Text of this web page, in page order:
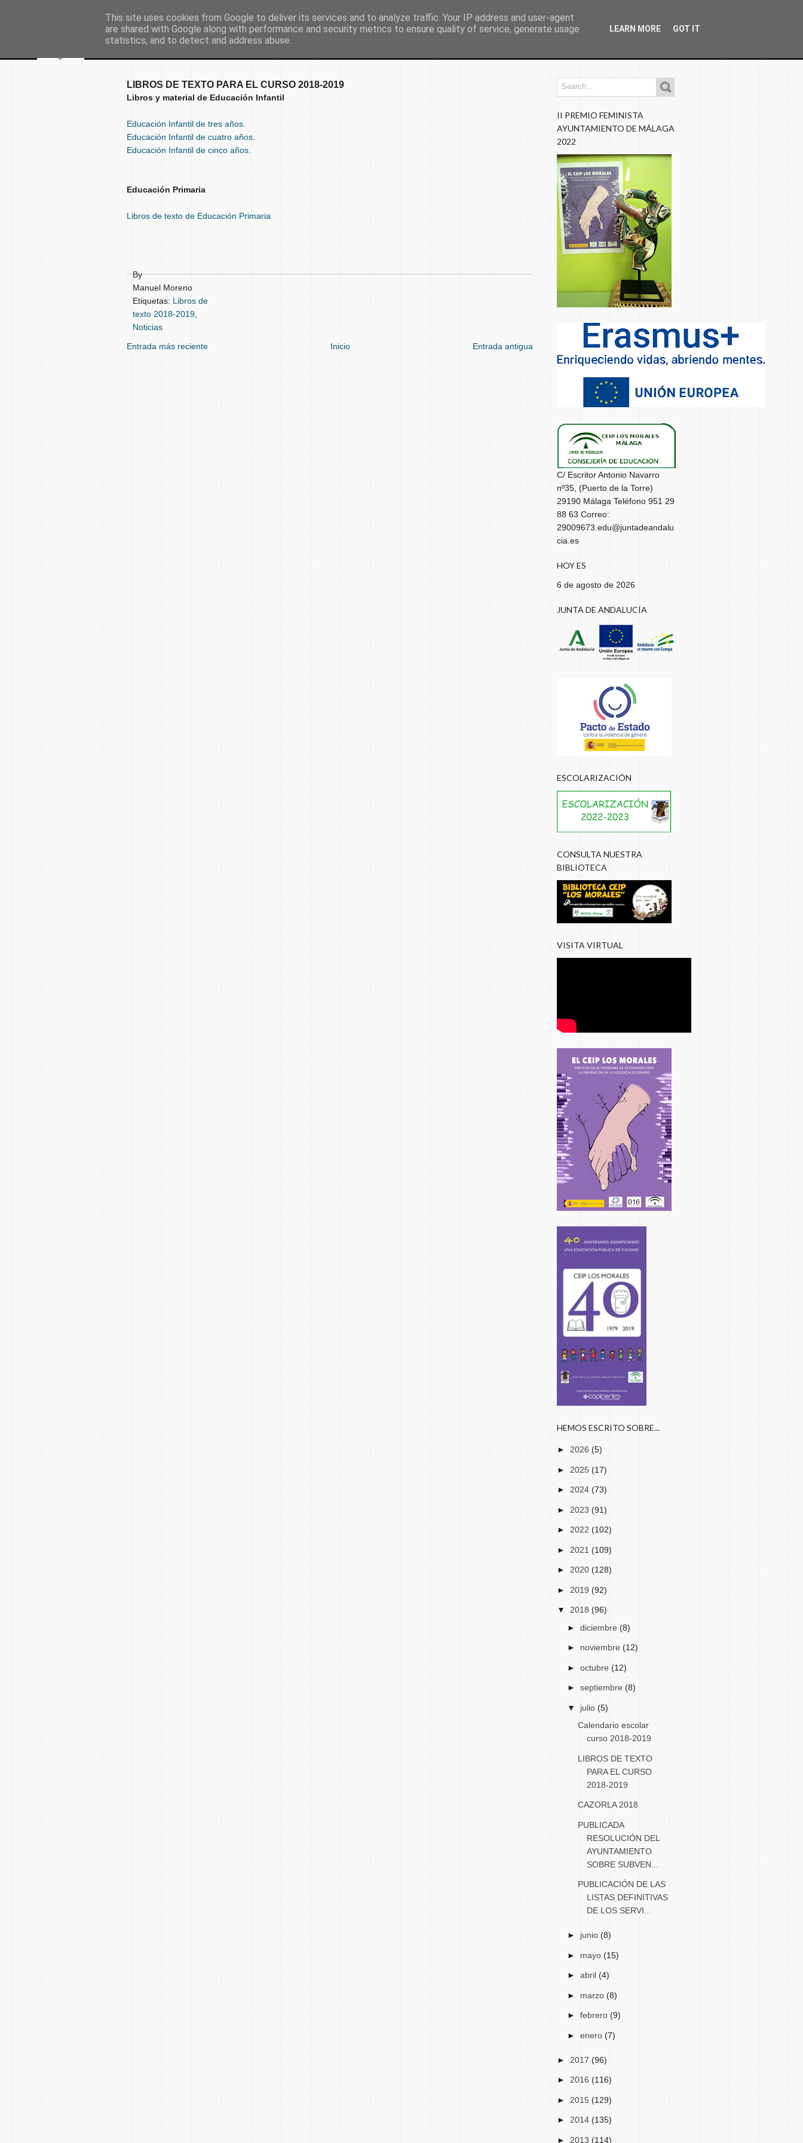
Inicio Nuestro colegio Secretaría Documentos Programaciones Nuestros Blogs
LIBROS DE TEXTO PARA EL CURSO 2018-2019
Libros y material de Educación Infantil
Educación Infantil de tres años.
Educación Infantil de cuatro años
Educación Infantil de cinco años.
Educación Primaria
Libros de texto de Educación Primaria
By
Manuel Moreno
Etiquetas: Libros de
texto 2018-2019
Noticias
Entrada más reciente
Entrada antigua
Inicio
II PREMIO FEMINISTA
AYUNTAMIENTO DE MÁLAGA
2022
C/ Escritor Antonio Navarro
nº35, (Puerto de la Torre)
29190 Málaga Teléfono 951 29
88 63 Correo:
29009673.edu@juntadeandalu
cia.es
HOY ES
6 de agosto de 2026
JUNTA DE ANDALUCÍA
ESCOLARIZACIÓN
CONSULTA NUESTRA
BIBLIOTECA
VISITA VIRTUAL
HEMOS ESCRITO SOBRE...
► 2026 (5)
► 2025 (17)
► 2024 (73)
► 2023 (91)
► 2022 (102)
► 2021 (109)
► 2020 (128)
► 2019 (92)
▼ 2018 (96)
►diciembre (8)
► noviembre (12)
►octubre(12)
►septiembre (8)
▼ julio (5)
Calendario escolar
curso 2018-2019
LIBROS DE TEXTO
PARA EL CURSO
2018-2019
CAZORLA 2018
PUBLICADA
RESOLUCIÓN DEL
AYUNTAMIENTO
SOBRE SUBVEN...
PUBLICACIÓN DE LAS
LISTAS DEFINITIVAS
DE LOS SERVI...
►junio (8)
► mayo (15)
►abril (4)
► marzo (8)
►febrero(9)
►enero (7)
► 2017 (96)
► 2016 (116)
► 2015 (129)
► 2014 (135)
► 2013 (114)
This site uses cookies from Google to deliver its services and to analyze traffic. Your IP address and user-agent
are shared with Google along with performance and security metrics to ensure quality of service, generate usage
statistics, and to detect and address abuse.
LEARN MORE GOT IT